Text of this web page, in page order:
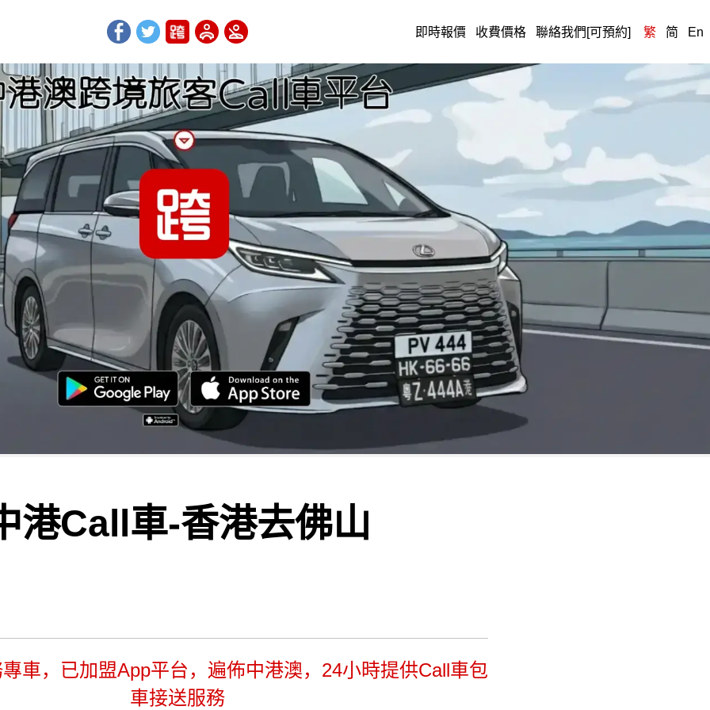
即時報價 收費價格 聯絡我們[可預約] 繁 简 En
港Call車-香港去佛山
車，已加盟App平台，遍佈中港澳，24小時提供Call車包
車接送服務